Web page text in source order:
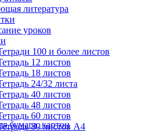
литература
уроков
100 и более листов
12 листов
18 листов
24/32 листа
40 листов
48 листов
60 листов
80 листов А4
бумага, картон